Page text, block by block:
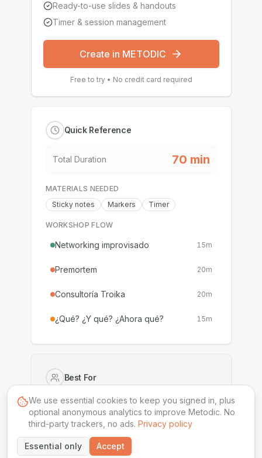
Ready-to-use slides & handouts
Timer & session management
Create in METODIC
Free to try • No credit card required
Quick Reference
Total Duration 70 min
MATERIALS NEEDED
Sticky notes
Markers Timer
WORKSHOP FLOW
Networking improvisado 15m
Premortem 20m
Consultoría Troika 20m
¿Qué? ¿Y qué? ¿Ahora qué? 15m
Best For
Product Managers Product Owners
Difficulty Intermediate
We use essential cookies to keep you signed in, plus
optional anonymous analytics to improve Metodic. No
third-party trackers, no ads. Privacy policy
Essential only Accept